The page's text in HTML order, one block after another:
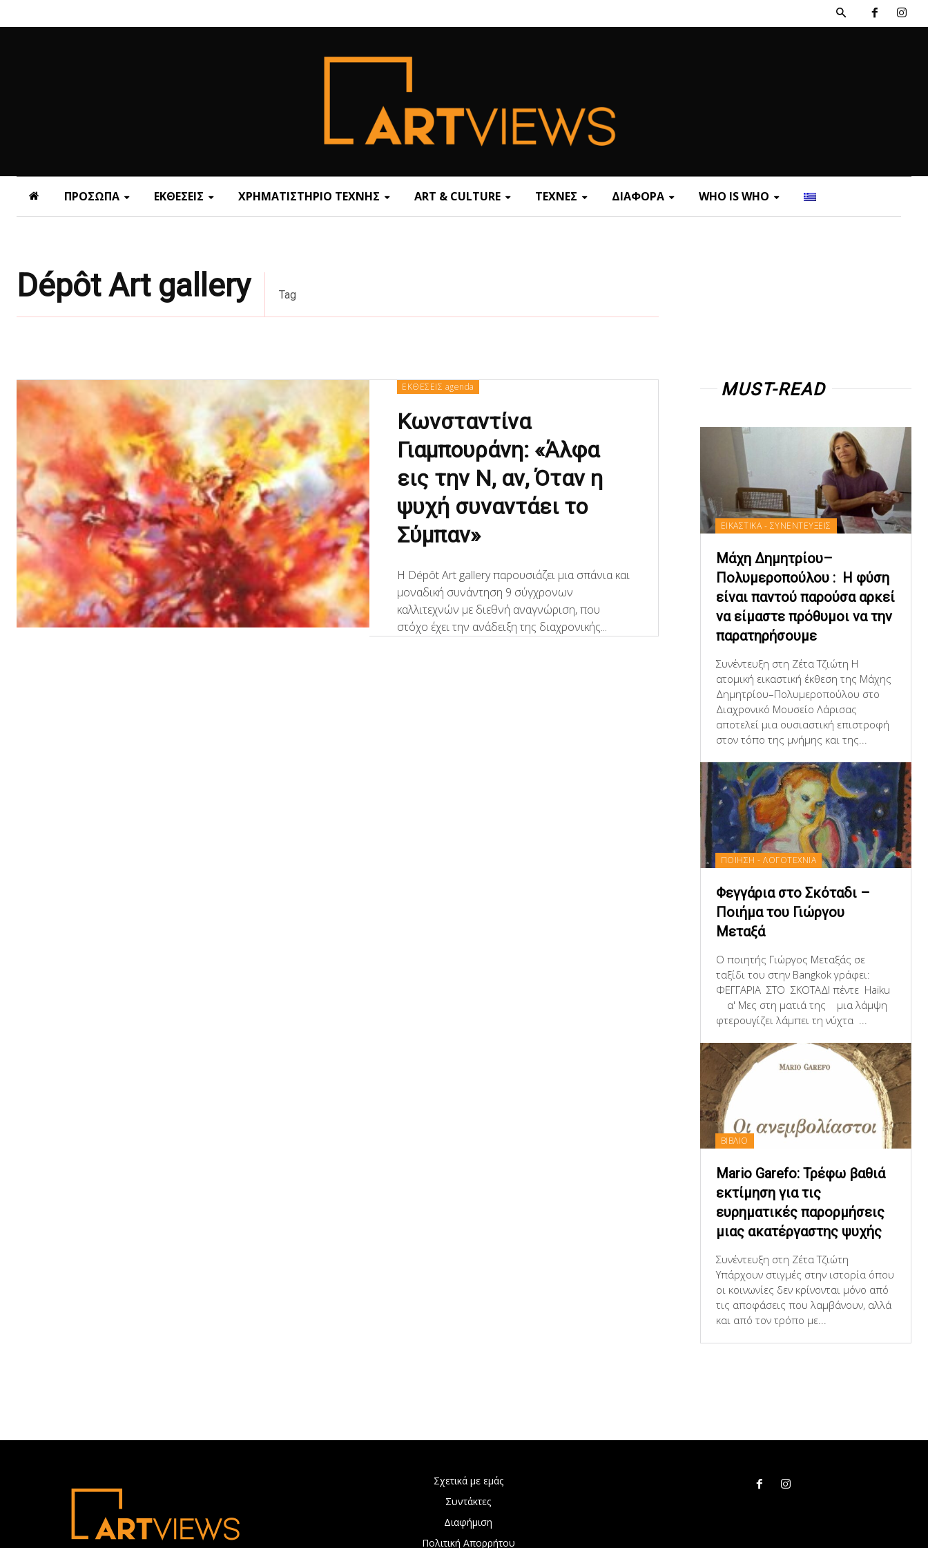
ΠΡΟΣΩΠΑ ΕΚΘΕΣΕΙΣ ΧΡΗΜΑΤΙΣΤΗΡΙΟ ΤΕΧΝΗΣ ART & CULTURE ΤΕΧΝΕΣ ΔΙΑΦΟΡΑ WHO IS WHO
Dépôt Art gallery Tag
ΕΚΘΕΣΕΙΣ agenda
Κωνσταντίνα
Γιαμπουράνη: «Άλφα
εις την Ν, αν, Όταν η
ψυχή συναντάει το
Σύμπαν»
Η Dépôt Art gallery παρουσιάζει μια σπάνια και
μοναδική συνάντηση 9 σύγχρονων
καλλιτεχνών με διεθνή αναγνώριση, που
στόχο έχει την ανάδειξη της διαχρονικής...
MUST-READ
ΕΙΚΑΣΤΙΚΑ - ΣΥΝΕΝΤΕΥΞΕΙΣ
Μάχη Δημητρίου–
Πολυμεροπούλου : Η φύση
είναι παντού παρούσα αρκεί
να είμαστε πρόθυμοι να την
παρατηρήσουμε
Συνέντευξη στη Ζέτα Τζιώτη Η
ατομική εικαστική έκθεση της Μάχης
Δημητρίου–Πολυμεροπούλου στο
Διαχρονικό Μουσείο Λάρισας
αποτελεί μια ουσιαστική επιστροφή
στον τόπο της μνήμης και της...
ΠΟΙΗΣΗ - ΛΟΓΟΤΕΧΝΙΑ
Φεγγάρια στο Σκόταδι –
Ποιήμα του Γιώργου
Μεταξά
Ο ποιητής Γιώργος Μεταξάς σε
ταξίδι του στην Bangkok γράφει:
ΦΕΓΓΑΡΙΑ ΣΤΟ ΣΚΟΤΑΔΙ πέντε Haiku
α' Μες στη ματιά της μια λάμψη
φτερουγίζει λάμπει τη νύχτα ...
ΒΙΒΛΙΟ
Mario Garefo: Τρέφω βαθιά
εκτίμηση για τις
ευρηματικές παρορμήσεις
μιας ακατέργαστης ψυχής
Συνέντευξη στη Ζέτα Τζιώτη
Υπάρχουν στιγμές στην ιστορία όπου
οι κοινωνίες δεν κρίνονται μόνο από
τις αποφάσεις που λαμβάνουν, αλλά
και από τον τρόπο με...
Σχετικά με εμάς
Συντάκτες
Διαφήμιση
Πολιτική Απορρήτου